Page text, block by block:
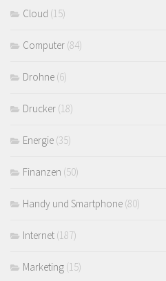
Cloud (15)
Computer (84)
Drohne (6)
Drucker (18)
Energie (35)
Finanzen (50)
Handy und Smartphone (80)
Internet (187)
Marketing (15)